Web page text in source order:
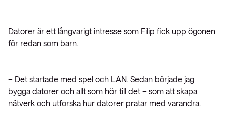
Datorer är ett långvarigt intresse som Filip fick upp ögonen
för redan som barn.
– Det startade med spel och LAN. Sedan började jag
bygga datorer och allt som hör till det – som att skapa
nätverk och utforska hur datorer pratar med varandra.